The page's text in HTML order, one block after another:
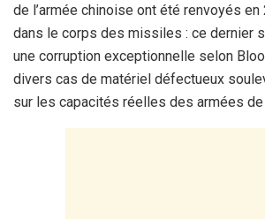
de l’armée chinoise ont été renvoyés
dans le corps des missiles : ce dernier
une corruption exceptionnelle selon
divers cas de matériel défectueux
sur les capacités réelles des armées de